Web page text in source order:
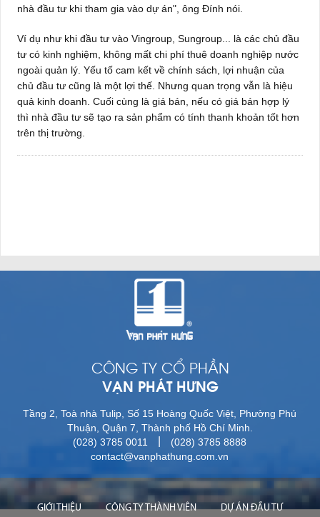
nhà đầu tư khi tham gia vào dự án", ông Đính nói.
Ví dụ như khi đầu tư vào Vingroup, Sungroup... là các chủ đầu
tư có kinh nghiệm, không mất chi phí thuê doanh nghiệp nước
ngoài quản lý. Yếu tố cam kết về chính sách, lợi nhuận của
chủ đầu tư cũng là một lợi thế. Nhưng quan trọng vẫn là hiệu
quả kinh doanh. Cuối cùng là giá bán, nếu có giá bán hợp lý
thì nhà đầu tư sẽ tạo ra sản phẩm có tính thanh khoản tốt hơn
trên thị trường.
CÔNG TY CỔ PHẦN
VẠN PHÁT HƯNG
Tầng 2, Toà nhà Tulip, Số 15 Hoàng Quốc Việt, Phường Phú
Thuận, Quận 7, Thành phố Hồ Chí Minh.
(028) 3785 0011
(028) 3785 8888
contact@vanphathung.com.vn
GIỚI THIỆU CÔNG TY THÀNH VIÊN DỰ ÁN ĐẦU TƯ